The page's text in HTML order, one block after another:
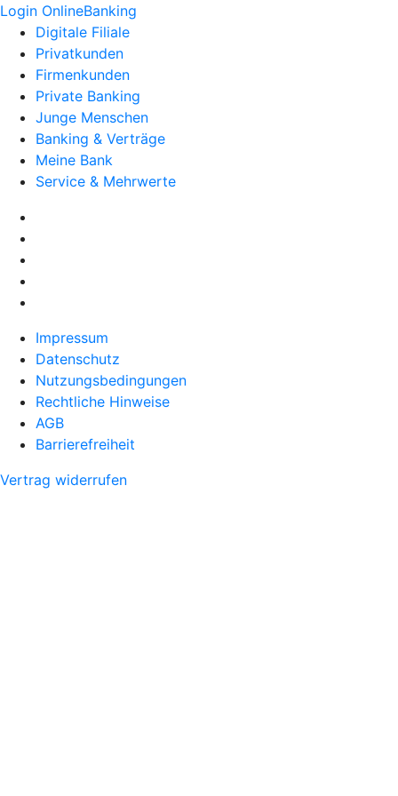
Login OnlineBanking
Digitale Filiale
Privatkunden
Firmenkunden
Private Banking
Junge Menschen
Banking & Verträge
Meine Bank
Service & Mehrwerte
Impressum
Datenschutz
Nutzungsbedingungen
Rechtliche Hinweise
AGB
Barrierefreiheit
Vertrag widerrufen